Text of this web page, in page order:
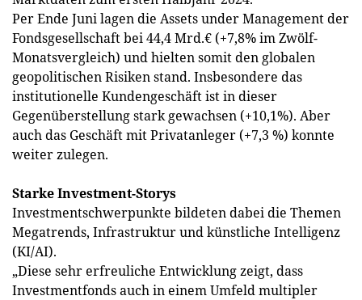
Per Ende Juni lagen die Assets under Management der
Fondsgesellschaft bei 44,4 Mrd.€ (+7,8% im Zwölf-
Monatsvergleich) und hielten somit den globalen
geopolitischen Risiken stand. Insbesondere das
institutionelle Kundengeschäft ist in dieser
Gegenüberstellung stark gewachsen (+10,1%). Aber
auch das Geschäft mit Privatanleger (+7,3 %) konnte
weiter zulegen.
Starke Investment-Storys
Investmentschwerpunkte bildeten dabei die Themen
Mega­trends, Infrastruktur und künstliche Intelligenz
(KI/AI).
„Diese sehr erfreuliche Entwicklung zeigt, dass
Investmentfonds auch in einem Umfeld multipler